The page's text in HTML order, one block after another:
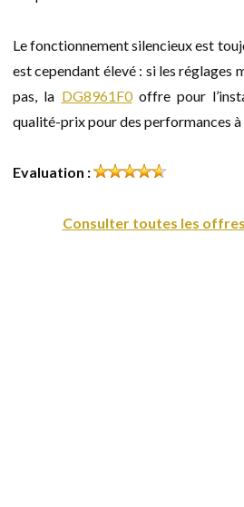
Le fonctionnement silencieux est
est cependant élevé : si les réglages
pas, la DG8961F0offre pour
qualité-prix pour des performances
Evaluation :
Consulter toutes les